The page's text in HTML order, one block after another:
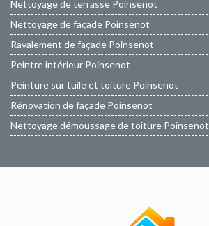
Nettoyage de terrasse Poinsenot
Nettoyage de façade Poinsenot
Ravalement de façade Poinsenot
Peintre intérieur Poinsenot
Peinture sur tuile et toiture Poinsenot
Rénovation de façade Poinsenot
Nettoyage démoussage de toiture Poinsenot